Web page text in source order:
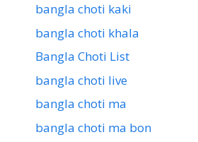
bangla choti kaki
bangla choti khala
Bangla Choti List
bangla choti live
bangla choti ma
bangla choti ma bon